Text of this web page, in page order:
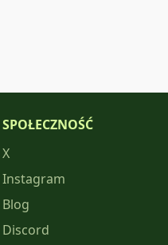
SPOŁECZNOŚĆ
X
Instagram
Blog
Discord